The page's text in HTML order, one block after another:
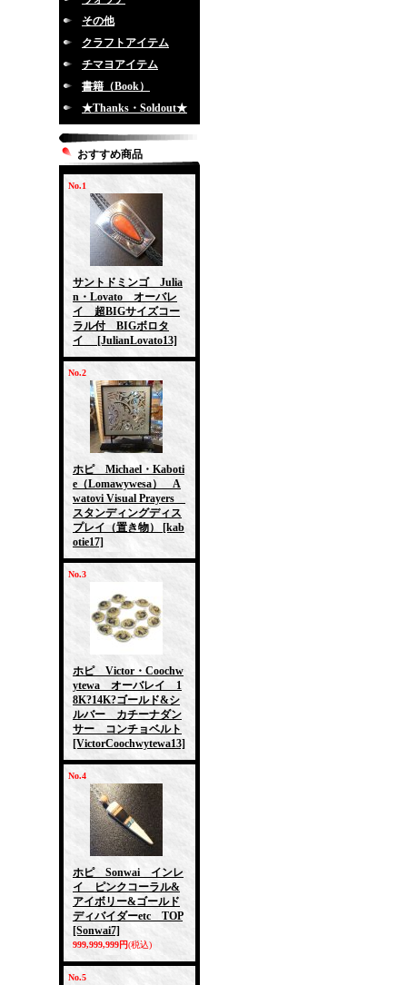
その他
クラフトアイテム
チマヨアイテム
書籍（Book）
★Thanks・Soldout★
おすすめ商品
No.1
サントドミンゴ Julia
n・Lovato オーバレ
イ 超BIGサイズコー
ラル付 BIGボロタ
イ
[JulianLovato13]
No.2
ホピ Michael・Kaboti
e（Lomawywesa） A
watovi Visual Prayers
スタンディングディス
プレイ（置き物）
[kab
otie17]
No.3
ホピ Victor・Coochw
ytewa オーバレイ 1
8K?14K?ゴールド&シ
ルバー カチーナダン
サー コンチョベルト
[VictorCoochwytewa13]
No.4
ホピ Sonwai インレ
イ ピンクコーラル&
アイボリー&ゴールド
ディバイダーetc TOP
[Sonwai7]
999,999,999円(税込)
No.5